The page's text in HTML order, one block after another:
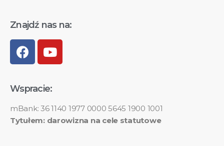
Znajdź nas na:
Wspracie:
mBank: 36 1140 1977 0000 5645 1900 1001
Tytułem: darowizna na cele statutowe